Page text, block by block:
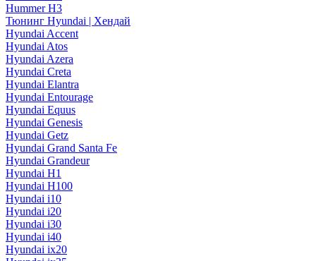
Hummer H3
Тюнинг Hyundai | Хендай
Hyundai Accent
Hyundai Atos
Hyundai Azera
Hyundai Creta
Hyundai Elantra
Hyundai Entourage
Hyundai Equus
Hyundai Genesis
Hyundai Getz
Hyundai Grand Santa Fe
Hyundai Grandeur
Hyundai H1
Hyundai H100
Hyundai i10
Hyundai i20
Hyundai i30
Hyundai i40
Hyundai ix20